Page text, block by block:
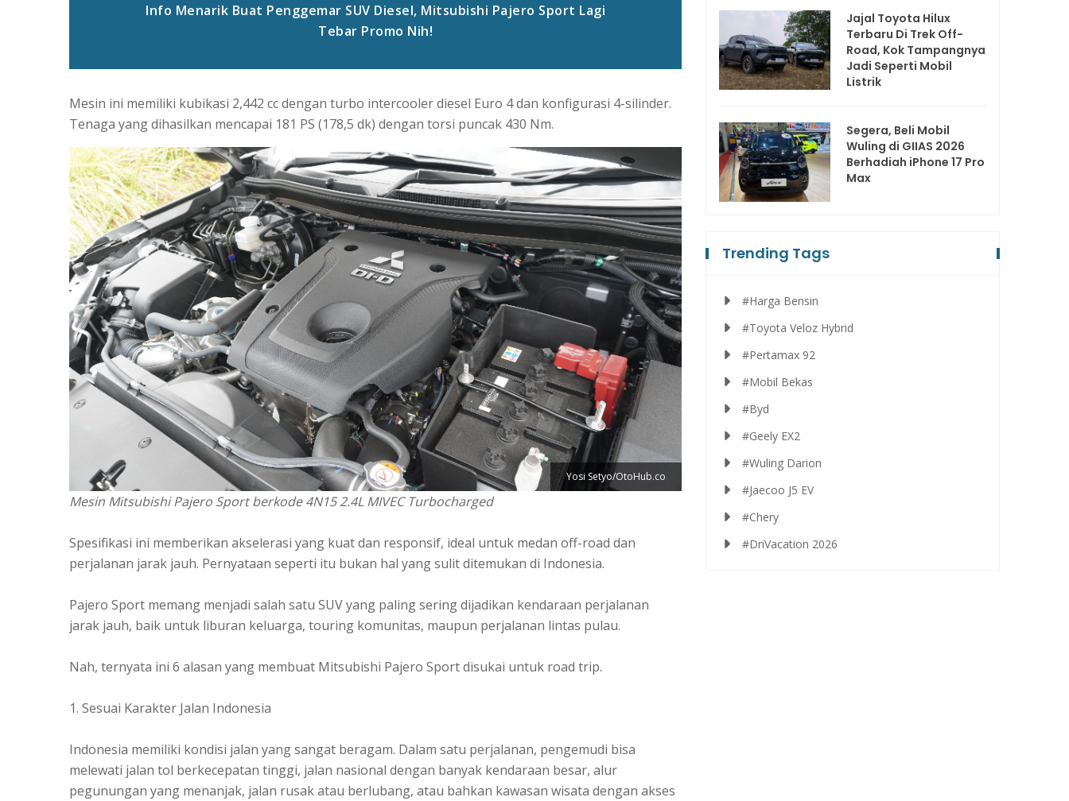
Info Menarik Buat Penggemar SUV Diesel, Mitsubishi Pajero Sport Lagi
Tebar Promo Nih!
Mesin ini memiliki kubikasi 2,442 cc dengan turbo intercooler diesel Euro 4 dan konfigurasi 4-silinder.
Tenaga yang dihasilkan mencapai 181 PS (178,5 dk) dengan torsi puncak 430 Nm.
Yosi Setyo/OtoHub.co
Mesin Mitsubishi Pajero Sport berkode 4N15 2.4L MIVEC Turbocharged
Spesifikasi ini memberikan akselerasi yang kuat dan responsif, ideal untuk medan off-road dan
perjalanan jarak jauh. Pernyataan seperti itu bukan hal yang sulit ditemukan di Indonesia.
Pajero Sport memang menjadi salah satu SUV yang paling sering dijadikan kendaraan perjalanan
jarak jauh, baik untuk liburan keluarga, touring komunitas, maupun perjalanan lintas pulau.
Nah, ternyata ini 6 alasan yang membuat Mitsubishi Pajero Sport disukai untuk road trip.
1. Sesuai Karakter Jalan Indonesia
Indonesia memiliki kondisi jalan yang sangat beragam. Dalam satu perjalanan, pengemudi bisa
melewati jalan tol berkecepatan tinggi, jalan nasional dengan banyak kendaraan besar, alur
pegunungan yang menanjak, jalan rusak atau berlubang, atau bahkan kawasan wisata dengan akses
Jajal Toyota Hilux
Terbaru Di Trek Off-
Road, Kok Tampangnya
Jadi Seperti Mobil
Listrik
Segera, Beli Mobil
Wuling di GIIAS 2026
Berhadiah iPhone 17 Pro
Max
Trending Tags
#Harga Bensin
#Toyota Veloz Hybrid
#Pertamax 92
#Mobil Bekas
#Byd
#Geely EX2
#Wuling Darion
#Jaecoo J5 EV
#Chery
#DriVacation 2026